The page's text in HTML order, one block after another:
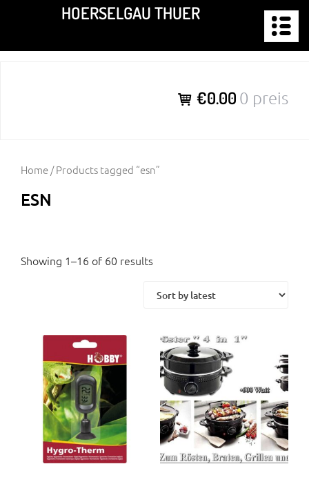
springen
HOERSELGAU THUER
€0.00 0 preis
Home/ Products tagged “esn”
ESN
Showing 1–16 of 60 results